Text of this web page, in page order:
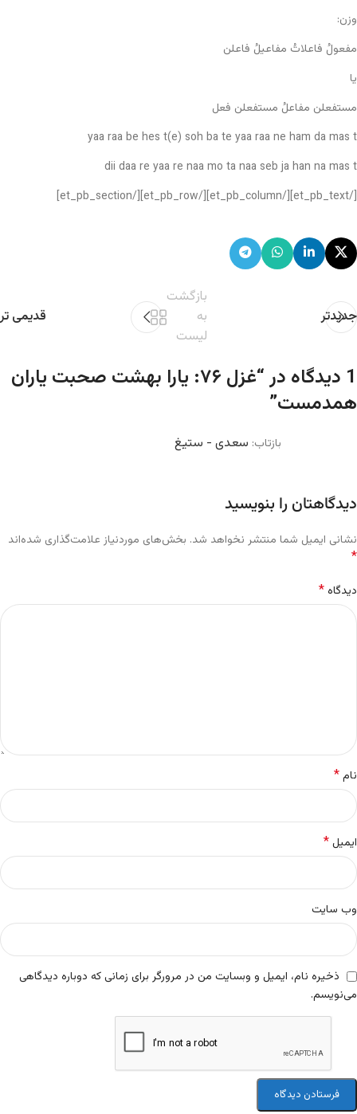
وزن:
مفعولُ فاعلاتُ مفاعیلُ فاعلن
یا
مستفعلن مفاعلُ مستفعلن فعل
yaa raa be hes t(e) soh ba te yaa raa ne ham da mas t
dii daa re yaa re naa mo ta naa seb ja han na mas t
[/et_pb_text][/et_pb_column][/et_pb_row][/et_pb_section]
جدیدتر
بازگشت
به
لیست
قدیمی تر
1 دیدگاه در “
غزل ۷۶: یارا بهشت صحبت یاران
همدمست”
بازتاب: سعدی - ستیغ
دیدگاهتان را بنویسید
نشانی ایمیل شما منتشر نخواهد شد. بخش‌های موردنیاز علامت‌گذاری شده‌اند
*
دیدگاه*
نام*
ایمیل*
وب‌ سایت
ذخیره نام، ایمیل و وبسایت من در مرورگر برای زمانی که دوباره دیدگاهی
می‌نویسم.